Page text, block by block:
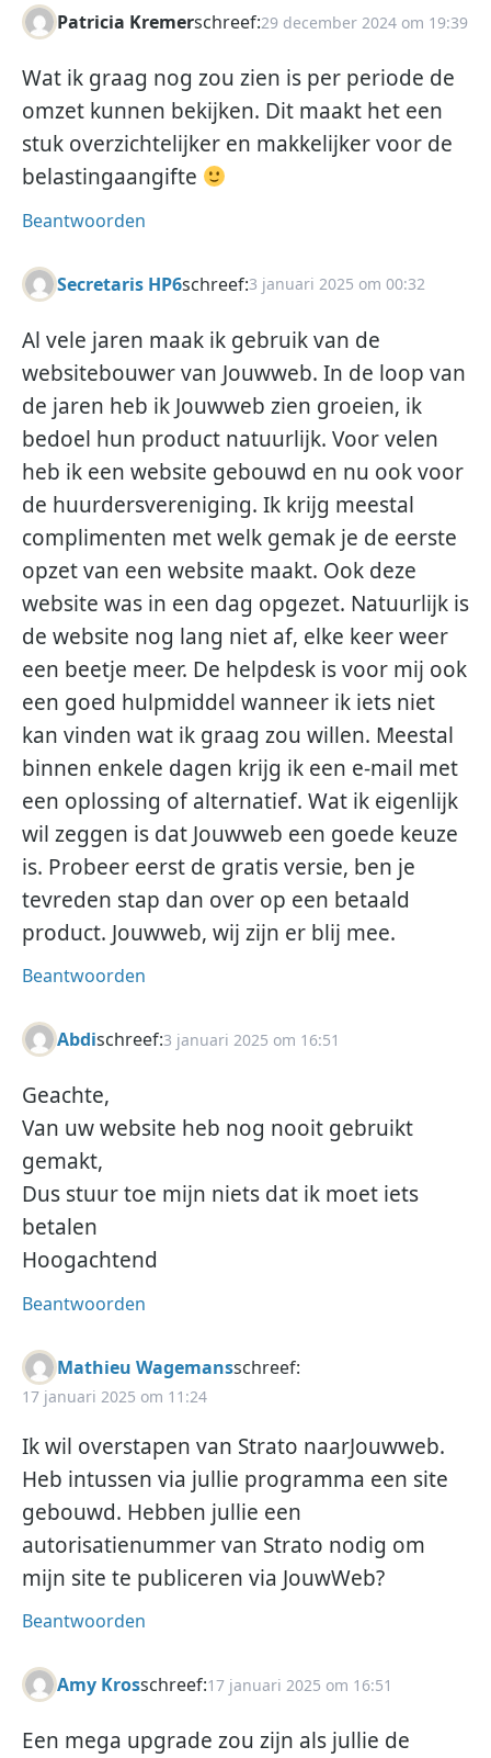
Patricia Kremerschreef:29 december 2024 om 19:39
Wat ik graag nog zou zien is per periode de
omzet kunnen bekijken. Dit maakt het een
stuk overzichtelijker en makkelijker voor de
belastingaangifte
Beantwoorden
Secretaris HP6schreef:3 januari 2025 om 00:32
Al vele jaren maak ik gebruik van de
websitebouwer van Jouwweb. In de loop van
de jaren heb ik Jouwweb zien groeien, ik
bedoel hun product natuurlijk. Voor velen
heb ik een website gebouwd en nu ook voor
de huurdersvereniging. Ik krijg meestal
complimenten met welk gemak je de eerste
opzet van een website maakt. Ook deze
website was in een dag opgezet. Natuurlijk is
de website nog lang niet af, elke keer weer
een beetje meer. De helpdesk is voor mij ook
een goed hulpmiddel wanneer ik iets niet
kan vinden wat ik graag zou willen. Meestal
binnen enkele dagen krijg ik een e-mail met
een oplossing of alternatief. Wat ik eigenlijk
wil zeggen is dat Jouwweb een goede keuze
is. Probeer eerst de gratis versie, ben je
tevreden stap dan over op een betaald
product. Jouwweb, wij zijn er blij mee.
Beantwoorden
Abdischreef:3 januari 2025 om 16:51
Geachte,
Van uw website heb nog nooit gebruikt
gemakt,
Dus stuur toe mijn niets dat ik moet iets
betalen
Hoogachtend
Beantwoorden
Mathieu Wagemansschreef:
17 januari 2025 om 11:24
Ik wil overstapen van Strato naarJouwweb.
Heb intussen via jullie programma een site
gebouwd. Hebben jullie een
autorisatienummer van Strato nodig om
mijn site te publiceren via JouwWeb?
Beantwoorden
Amy Krosschreef:17 januari 2025 om 16:51
Een mega upgrade zou zijn als jullie de